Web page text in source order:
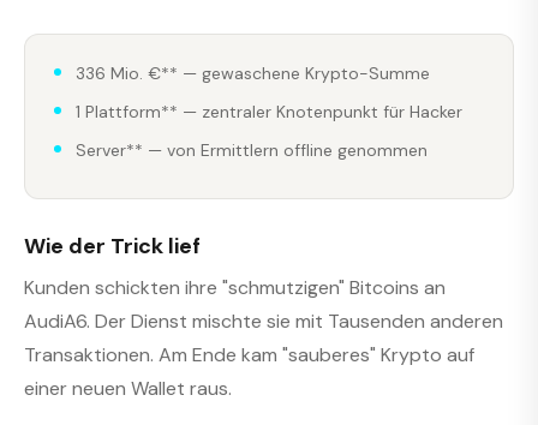
336 Mio. €** — gewaschene Krypto-Summe
1 Plattform** — zentraler Knotenpunkt für Hacker
Server** — von Ermittlern offline genommen
Wie der Trick lief
Kunden schickten ihre "schmutzigen" Bitcoins an
AudiA6. Der Dienst mischte sie mit Tausenden anderen
Transaktionen. Am Ende kam "sauberes" Krypto auf
einer neuen Wallet raus.